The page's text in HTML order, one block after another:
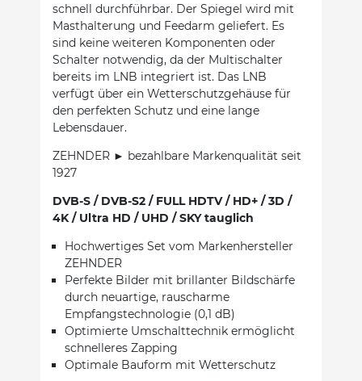
schnell durchführbar. Der Spiegel wird mit
Masthalterung und Feedarm geliefert. Es
sind keine weiteren Komponenten oder
Schalter notwendig, da der Multischalter
bereits im LNB integriert ist. Das LNB
verfügt über ein Wetterschutzgehäuse für
den perfekten Schutz und eine lange
Lebensdauer.
ZEHNDER ► bezahlbare Markenqualität seit
1927
DVB-S / DVB-S2 / FULL HDTV / HD+ / 3D /
4K / Ultra HD / UHD / SKY tauglich
Hochwertiges Set vom Markenhersteller
ZEHNDER
Perfekte Bilder mit brillanter Bildschärfe
durch neuartige, rauscharme
Empfangstechnologie (0,1 dB)
Optimierte Umschalttechnik ermöglicht
schnelleres Zapping
Optimale Bauform mit Wetterschutz